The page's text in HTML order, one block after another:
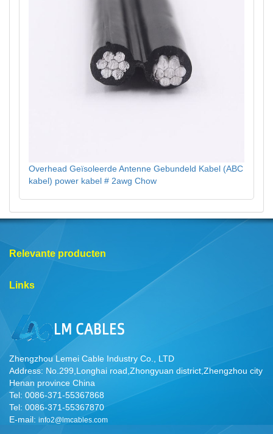
Overhead Geïsoleerde Antenne Gebundeld Kabel (ABC
kabel) power kabel # 2awg Chow
Relevante producten
Links
Zhengzhou Lemei Cable Industry Co., LTD
Address: No.299,Longhai road,Zhongyuan district,Zhengzhou city
Henan province China
Tel: 0086-371-55367868
Tel: 0086-371-55367870
E-mail: info2@lmcables.com